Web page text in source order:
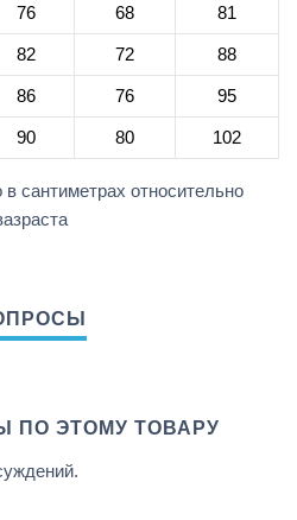
76 68 81
82 72 88
86 76 95
90 80 102
в сантиметрах относительно
ПО ЭТОМУ ТОВАРУ